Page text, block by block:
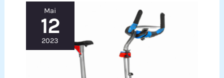
Mai
12
2023